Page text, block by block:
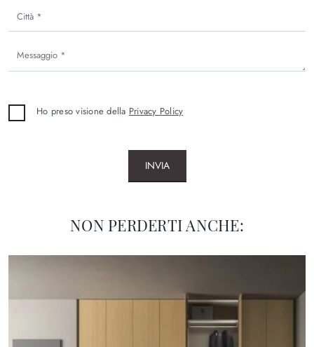
Ho preso visione della Privacy Policy
INVIA
NON PERDERTI ANCHE: